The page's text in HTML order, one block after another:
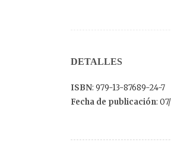
DETALLES
ISBN: 979-13-87689-24-7
Fecha de publicación: